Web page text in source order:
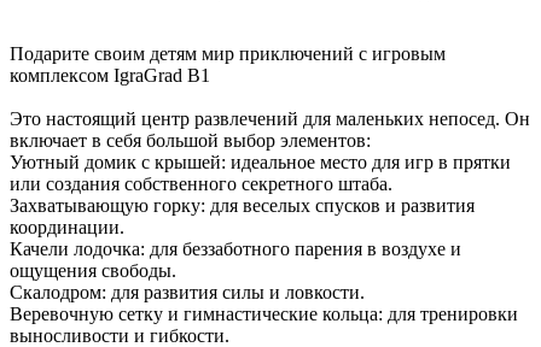
Подарите своим детям мир приключений с игровым
комплексом IgraGrad B1
Это настоящий центр развлечений для маленьких непосед. Он
включает в себя большой выбор элементов:
Уютный домик с крышей: идеальное место для игр в прятки
или создания собственного секретного штаба.
Захватывающую горку: для веселых спусков и развития
координации.
Качели лодочка: для беззаботного парения в воздухе и
ощущения свободы.
Скалодром: для развития силы и ловкости.
Веревочную сетку и гимнастические кольца: для тренировки
выносливости и гибкости.